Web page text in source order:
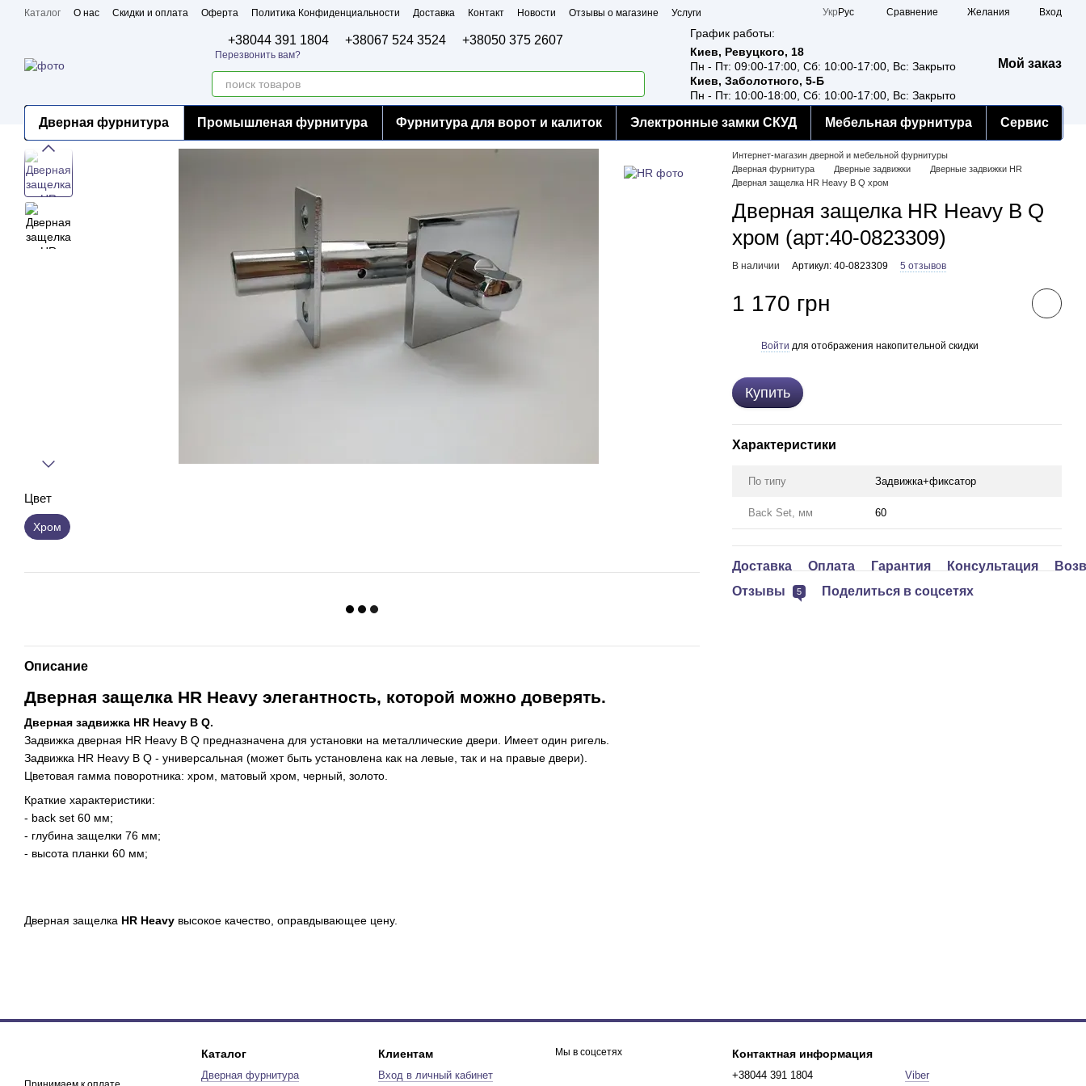
Перейти к основному контенту
Каталог О нас Скидки и оплата Оферта Политика Конфиденциальности Доставка Контакт Новости Отзывы о магазине
Услуги
Укр Рус Сравнение Желания Вход
+38044 391 1804 +38067 524 3524 +38050 375 2607
Перезвонить вам?
График работы:
Киев, Ревуцкого, 18
Пн - Пт: 09:00-17:00, Сб: 10:00-17:00, Вс: Закрыто
Киев, Заболотного, 5-Б
Пн - Пт: 10:00-18:00, Сб: 10:00-17:00, Вс: Закрыто
Мой заказ
Дверная фурнитура Промышленая фурнитура Фурнитура для ворот и калиток Электронные замки СКУД Мебельная фурнитура Сервис
Цвет
Хром
Описание
Дверная защелка HR Heavy элегантность, которой можно доверять.
Дверная задвижка HR Heavy B Q.
Задвижка дверная HR Heavy B Q предназначена для установки на металлические двери. Имеет один ригель.
Задвижка HR Heavy B Q - универсальная (может быть установлена как на левые, так и на правые двери).
Цветовая гамма поворотника: хром, матовый хром, черный, золото.
Краткие характеристики:
- back set 60 мм;
- глубина защелки 76 мм;
- высота планки 60 мм;
Дверная защелка HR Heavy высокое качество, оправдывающее цену.
Интернет-магазин дверной и мебельной фурнитуры
Дверная фурнитура
Дверные задвижки
Дверные задвижки HR
Дверная защелка HR Heavy B Q хром
Дверная защелка HR Heavy B Q
хром (арт:40-0823309)
В наличии Артикул: 40-0823309 5 отзывов
1 170 грн
Войти для отображения накопительной скидки
Купить
Характеристики
По типу Задвижка+фиксатор
Back Set, мм 60
Доставка Оплата Гарантия Консультация
Отзывы
5 Поделиться в соцсетях
Каталог
Дверная фурнитура
Клиентам
Вход в личный кабинет
Мы в соцсетях Контактная информация
+38044 391 1804 Viber